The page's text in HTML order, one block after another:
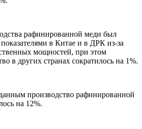
рафинированной меди был
в Китае и в ДРК из-за
мощностей, при этом
в других странах сократилось на 1%.
производство рафинированной
на 12%.